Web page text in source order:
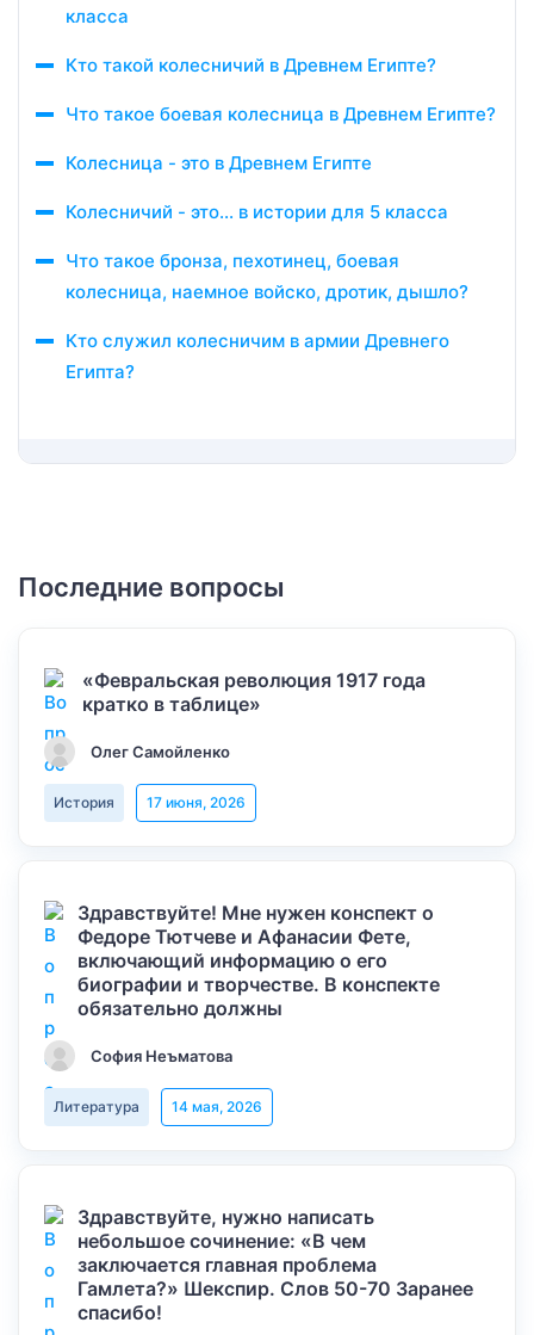
класса
Кто такой колесничий в Древнем Египте?
Что такое боевая колесница в Древнем Египте?
Колесница - это в Древнем Египте
Колесничий - это... в истории для 5 класса
Что такое бронза, пехотинец, боевая
колесница, наемное войско, дротик, дышло?
Кто служил колесничим в армии Древнего
Египта?
Последние вопросы
«Февральская революция 1917 года
кратко в таблице»
Олег Самойленко
История 17 июня, 2026
Здравствуйте! Мне нужен конспект о
Федоре Тютчеве и Афанасии Фете,
включающий информацию о его
биографии и творчестве. В конспекте
обязательно должны
София Неъматова
Литература 14 мая, 2026
Здравствуйте, нужно написать
небольшое сочинение: «В чем
заключается главная проблема
Гамлета?» Шекспир. Слов 50-70 Заранее
спасибо!